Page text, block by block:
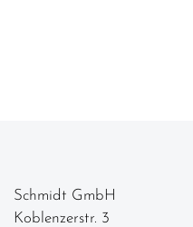
Schmidt GmbH
Koblenzerstr. 3